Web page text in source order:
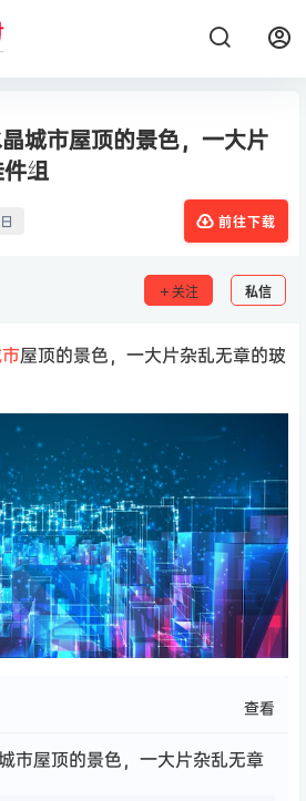
城市屋顶的景色，一大片
组
前往下载
关注 私信
屋顶的景色，一大片杂乱无章的玻
查看
市屋顶的景色，一大片杂乱无章